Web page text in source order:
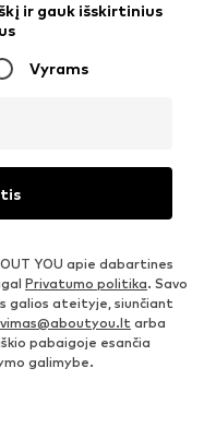
ir gauk išskirtinius
Vyrams
YOU apie dabartines
Privatumo politika. Savo
galios ateityje, siunčiant
arba
pabaigoje esančia
galimybe.